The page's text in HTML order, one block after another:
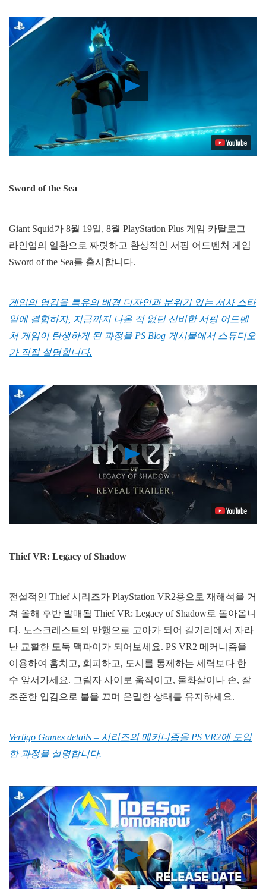
Sword of the Sea
Giant Squid가 8월 19일, 8월 PlayStation Plus 게임 카탈로그
라인업의 일환으로 짜릿하고 환상적인 서핑 어드벤처 게임
Sword of the Sea를 출시합니다.
게임의 영감을 특유의 배경 디자인과 분위기 있는 서사 스타
일에 결합하자, 지금까지 나온 적 없던 신비한 서핑 어드벤
처 게임이 탄생하게 된 과정을 PS Blog 게시물에서 스튜디오
가 직접 설명합니다.
Play
Video
Thief VR: Legacy of Shadow
전설적인 Thief 시리즈가 PlayStation VR2용으로 재해석을 거
쳐 올해 후반 발매될 Thief VR: Legacy of Shadow로 돌아옵니
다. 노스크레스트의 만행으로 고아가 되어 길거리에서 자라
난 교활한 도둑 맥파이가 되어보세요. PS VR2 메커니즘을
이용하여 훔치고, 회피하고, 도시를 통제하는 세력보다 한
수 앞서가세요. 그림자 사이로 움직이고, 물화살이나 손, 잘
조준한 입김으로 불을 끄며 은밀한 상태를 유지하세요.
Vertigo Games details – 시리즈의 메커니즘을 PS VR2에 도입
한 과정을 설명합니다.
Play
Video